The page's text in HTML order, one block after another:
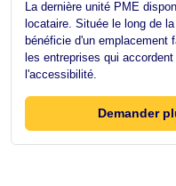
La dernière unité PME
locataire. Située le long de
bénéficie d'un emplacement
les entreprises qui
l'accessibilité.
Demander